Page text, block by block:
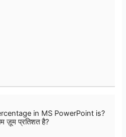
in MS PowerPoint is?
ज़ूम प्रतिशत है?